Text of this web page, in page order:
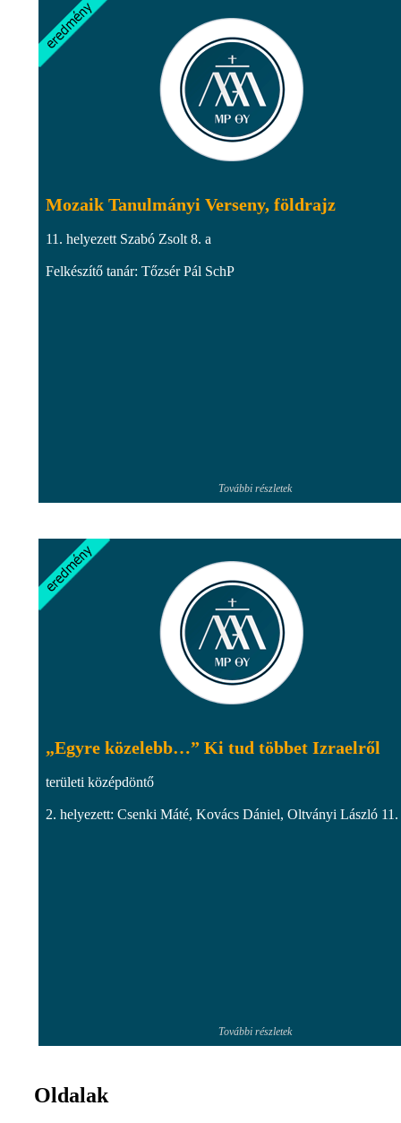
Mozaik Tanulmányi Verseny, földrajz
11. helyezett Szabó Zsolt 8. a
Felkészítő tanár: Tőzsér Pál SchP
További részletek
„Egyre közelebb…” Ki tud többet Izraelről
területi középdöntő
2. helyezett: Csenki Máté, Kovács Dániel, Oltványi László 11.
További részletek
Oldalak